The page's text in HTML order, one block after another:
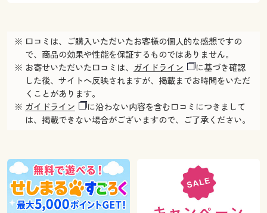
※ 口コミは、ご購入いただいたお客様の個人的な感想ですの
で、商品の効果や性能を保証するものではありません。
※ お寄せいただいた口コミは、
ガイドライン
に基づき確認
した後、サイトへ反映されますが、掲載までお時間をいただ
くことがあります。
※ ガイドライン
に沿わない内容を含む口コミにつきまして
は、掲載できない場合がございますので、ご了承ください。